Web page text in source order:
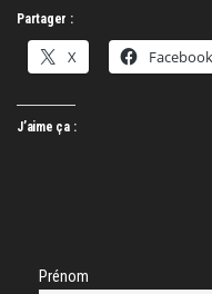
Partager :
X Facebook
J’aime ça :
Prénom